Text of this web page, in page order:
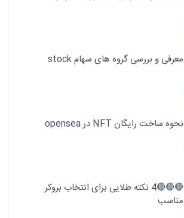
معرفی و بررسی گروه های سهام stock
نحوه ساخت رایگان NFT در opensea
🔴🔴🔴4 نکته طلایی برای انتخاب بروکر
مناسب